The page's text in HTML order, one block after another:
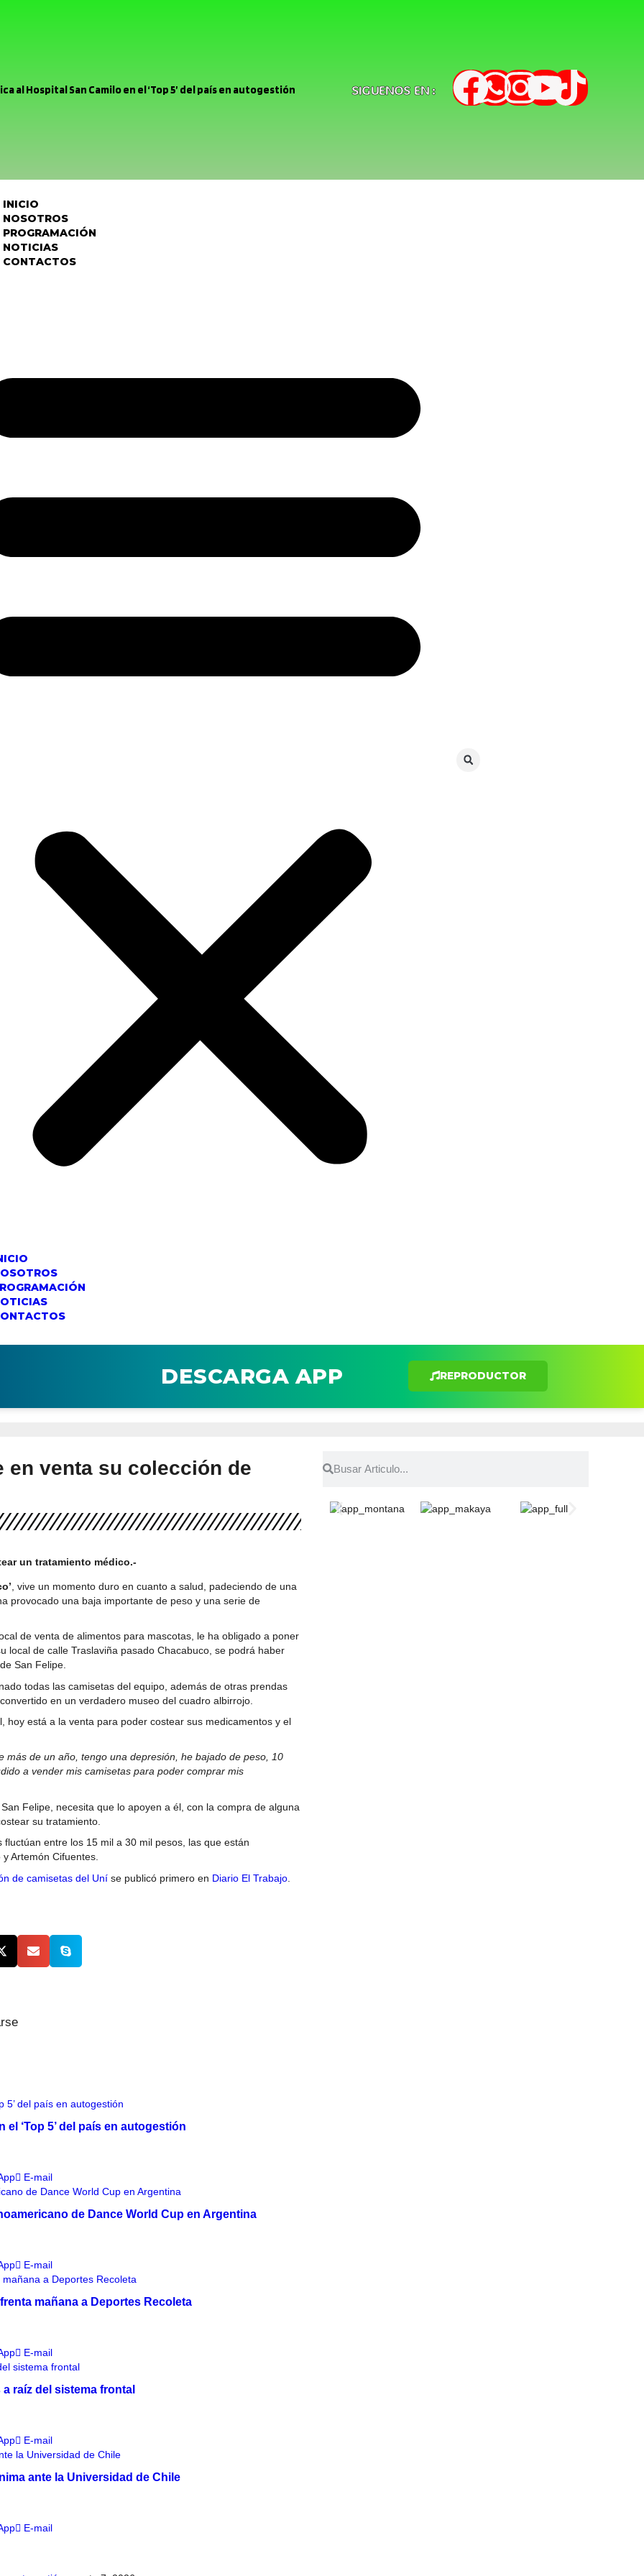
al Hospital San Camilo en el ‘Top 5’ del país en autogestión
pelea Unión San Felipe se inclinó por la mínima ante la Universidad
Provincial encabeza Comité Policial junto a Carabineros y
SIGUENOS EN :
INICIO
NOSOTROS
PROGRAMACIÓN
NOTICIAS
CONTACTOS
DESCARGA APP REPRODUCTOR
en venta su colección de
un tratamiento médico.-
, vive un momento duro en cuanto a salud, padeciendo de una
provocado una baja importante de peso y una serie de
de venta de alimentos para mascotas, le ha obligado a poner
local de calle Traslaviña pasado Chacabuco, se podrá haber
San Felipe.
todas las camisetas del equipo, además de otras prendas
en un verdadero museo del cuadro albirrojo.
está a la venta para poder costear sus medicamentos y el
más de un año, tengo una depresión, he bajado de peso, 10
a vender mis camisetas para poder comprar mis
Felipe, necesita que lo apoyen a él, con la compra de alguna
su tratamiento.
fluctúan entre los 15 mil a 30 mil pesos, las que están
Artemón Cifuentes.
de camisetas del Uní se publicó primero en Diario El Trabajo
‘Top 5’ del país en autogestión
E-mail
de Dance World Cup en Argentina
E-mail
mañana a Deportes Recoleta
E-mail
raíz del sistema frontal
E-mail
ante la Universidad de Chile
E-mail